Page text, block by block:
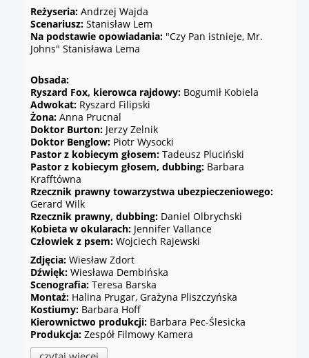
Reżyseria: Andrzej Wajda
Scenariusz: Stanisław Lem
Na podstawie opowiadania: "Czy Pan istnieje, Mr.
Johns" Stanisława Lema
Obsada:
Ryszard Fox, kierowca rajdowy: Bogumił Kobiela
Adwokat: Ryszard Filipski
Żona: Anna Prucnal
Doktor Burton: Jerzy Zelnik
Doktor Benglow: Piotr Wysocki
Pastor z kobiecym głosem: Tadeusz Pluciński
Pastor z kobiecym głosem, dubbing: Barbara
Krafftówna
Rzecznik prawny towarzystwa ubezpieczeniowego:
Gerard Wilk
Rzecznik prawny, dubbing: Daniel Olbrychski
Kobieta w okularach: Jennifer Vallance
Człowiek z psem: Wojciech Rajewski
Zdjęcia: Wiesław Zdort
Dźwięk: Wiesława Dembińska
Scenografia: Teresa Barska
Montaż: Halina Prugar, Grażyna Pliszczyńska
Kostiumy: Barbara Hoff
Kierownictwo produkcji: Barbara Pec-Ślesicka
Produkcja: Zespół Filmowy Kamera